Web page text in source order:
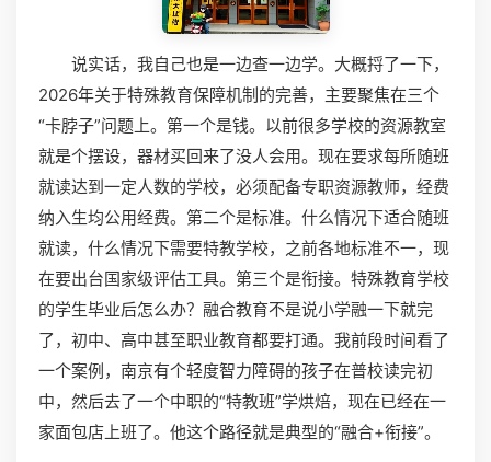
说实话，我自己也是一边查一边学。大概捋了一下，
2026年关于特殊教育保障机制的完善，主要聚焦在三个
“卡脖子”问题上。第一个是钱。以前很多学校的资源教室
就是个摆设，器材买回来了没人会用。现在要求每所随班
就读达到一定人数的学校，必须配备专职资源教师，经费
纳入生均公用经费。第二个是标准。什么情况下适合随班
就读，什么情况下需要特教学校，之前各地标准不一，现
在要出台国家级评估工具。第三个是衔接。特殊教育学校
的学生毕业后怎么办？融合教育不是说小学融一下就完
了，初中、高中甚至职业教育都要打通。我前段时间看了
一个案例，南京有个轻度智力障碍的孩子在普校读完初
中，然后去了一个中职的“特教班”学烘焙，现在已经在一
家面包店上班了。他这个路径就是典型的“融合+衔接”。